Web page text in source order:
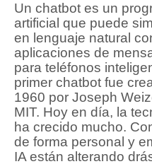
Un chatbot es un
artificial que puede
en lenguaje natural
aplicaciones de
para teléfonos
primer chatbot fue
1960 por Joseph
MIT. Hoy en día, la
ha crecido mucho.
de forma personal y
IA están alterando